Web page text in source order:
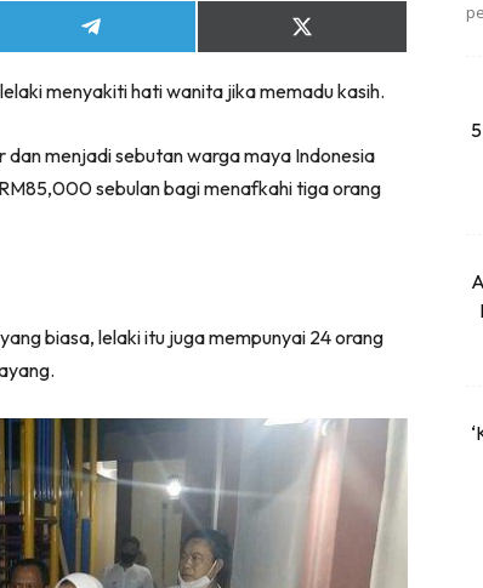
Share
on
Share
on
(Twitter)
menyakiti hati wanita jika memadu kasih.
menjadi sebutan warga maya Indonesia
sebulan bagi menafkahi tiga orang
biasa, lelaki itu juga mempunyai 24 orang